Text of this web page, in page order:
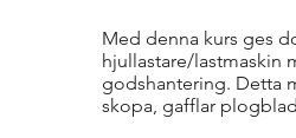
Med denna kurs ges
hjullastare/lastmaskin
godshantering. Detta
skopa, gafflar